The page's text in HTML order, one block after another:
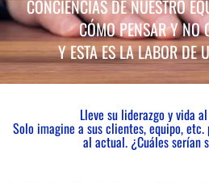
CONCIENCIAS DE NUESTRO
CÓMO PENSAR Y NO
Y ESTA ES LA LABOR DE
Lleve su liderazgo y vida
Solo imagine a sus clientes, equipo,
al actual. ¿Cuáles serían